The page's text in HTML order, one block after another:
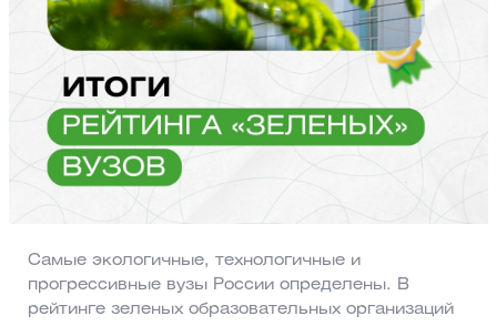
Самые экологичные, технологичные и
прогрессивные вузы России определены. В
рейтинге зеленых образовательных организаций